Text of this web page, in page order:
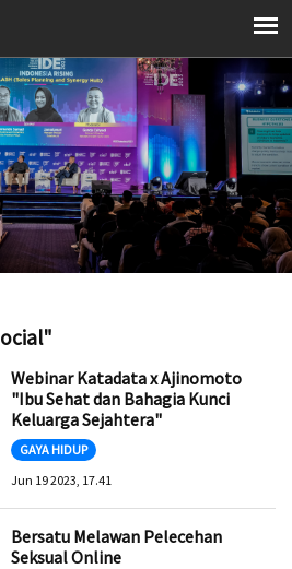
Webinar Katadata x Ajinomoto
"Ibu Sehat dan Bahagia Kunci
Keluarga Sejahtera"
GAYA HIDUP
Jun 19 2023, 17.41
Bersatu Melawan Pelecehan
Seksual Online